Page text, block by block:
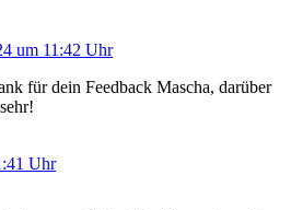
um 11:42 Uhr
für dein Feedback Mascha, darüber
Uhr